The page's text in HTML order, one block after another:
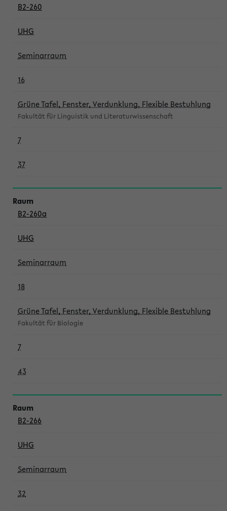
B2-260
UHG
Seminarraum
16
Grüne Tafel, Fenster, Verdunklung, Flexible Bestuhlung
Fakultät für Linguistik und Literaturwissenschaft
7
37
B2-260a
UHG
Seminarraum
18
Grüne Tafel, Fenster, Verdunklung, Flexible Bestuhlung
Fakultät für Biologie
7
43
B2-266
UHG
Seminarraum
32